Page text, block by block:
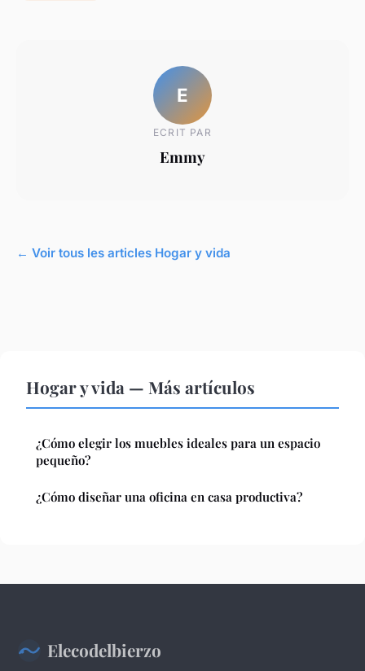
E
ECRIT PAR
Emmy
← Voir tous les articles Hogar y vida
Hogar y vida — Más artículos
¿Cómo elegir los muebles ideales para un espacio
pequeño?
¿Cómo diseñar una oficina en casa productiva?
Elecodelbierzo